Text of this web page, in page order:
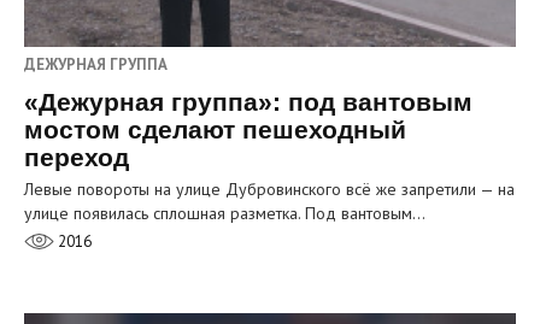
ДЕЖУРНАЯ ГРУППА
«Дежурная группа»: под вантовым
мостом сделают пешеходный
переход
Левые повороты на улице Дубровинского всё же запретили — на
улице появилась сплошная разметка. Под вантовым…
2016